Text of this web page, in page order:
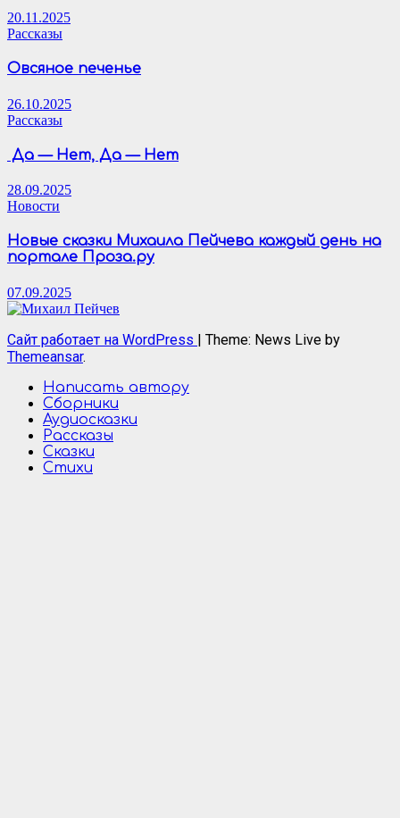
20.11.2025
Рассказы
Овсяное печенье
26.10.2025
Рассказы
Да — Нет, Да — Нет
28.09.2025
Новости
Новые сказки Михаила Пейчева каждый день на
портале Проза.ру
07.09.2025
Сайт работает на WordPress | Theme: News Live by
Themeansar.
Написать автору
Сборники
Аудиосказки
Рассказы
Сказки
Стихи